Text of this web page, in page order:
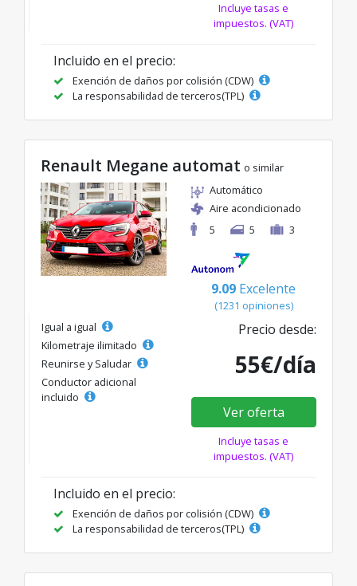
Incluye tasas e
impuestos. (VAT)
Incluido en el precio:
Exención de daños por colisión (CDW)
La responsabilidad de terceros(TPL)
Renault Megane automat o similar
Automático
Aire acondicionado
5
5 3
9.09 Excelente
(1231 opiniones)
Igual a igual
Kilometraje ilimitado
Reunirse y Saludar
Conductor adicional
incluido
Precio desde:
55€/día
Ver oferta
Incluye tasas e
impuestos. (VAT)
Incluido en el precio:
Exención de daños por colisión (CDW)
La responsabilidad de terceros(TPL)